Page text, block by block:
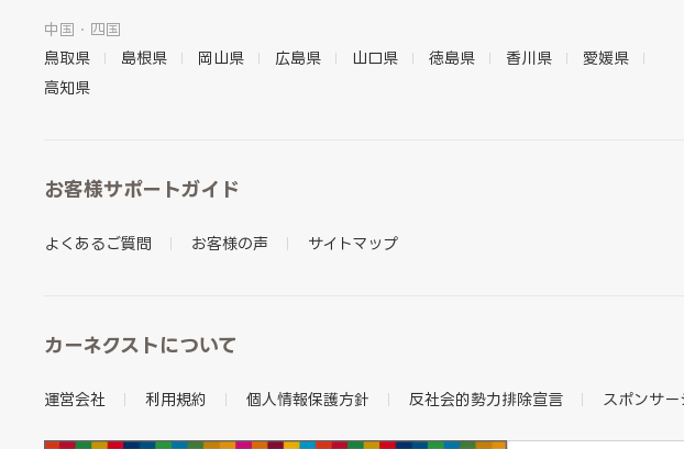
中国・四国
鳥取県
島根県 岡山県 広島県 山口県 徳島県 香川県
愛媛県
高知県
お客様サポートガイド
よくあるご質問 お客様の声 サイトマップ
カーネクストについて
運営会社 利用規約 個人情報保護方針 反社会的勢力排除宣言 スポンサー